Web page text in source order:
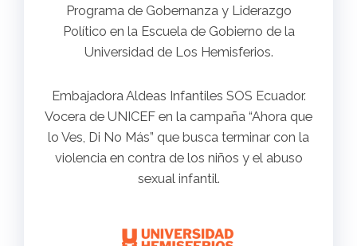
Programa de Gobernanza y Liderazgo
Político en la Escuela de Gobierno de la
Universidad de Los Hemisferios.
Embajadora Aldeas Infantiles SOS Ecuador.
Vocera de UNICEF en la campaña “Ahora que
lo Ves, Di No Más” que busca terminar con la
violencia en contra de los niños y el abuso
sexual infantil.